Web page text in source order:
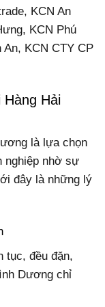
KCN An
KCN Phú
An, KCN CTY CP
Hàng Hải
là lựa chọn
nghiệp nhờ sự
đây là những lý
tục, đều đặn,
Dương chỉ